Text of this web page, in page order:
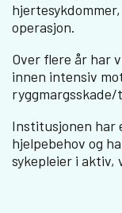
operasjon.
Over flere år har
innen intensiv
Institusjonen har
hjelpebehov og
sykepleier i aktiv,